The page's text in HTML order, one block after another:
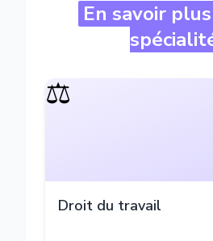
En savoir
⚖️
Droit du travail